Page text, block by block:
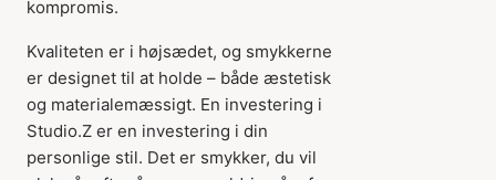
kompromis.
Kvaliteten er i højsædet, og smykkerne
er designet til at holde – både æstetisk
og materialemæssigt. En investering i
Studio.Z er en investering i din
personlige stil. Det er smykker, du vil